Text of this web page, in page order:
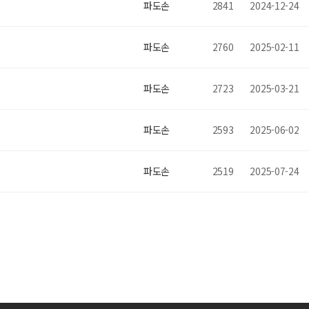
파도손 2841 2024-12-24
파도손 2760 2025-02-11
파도손 2723 2025-03-21
파도손 2593 2025-06-02
파도손 2519 2025-07-24